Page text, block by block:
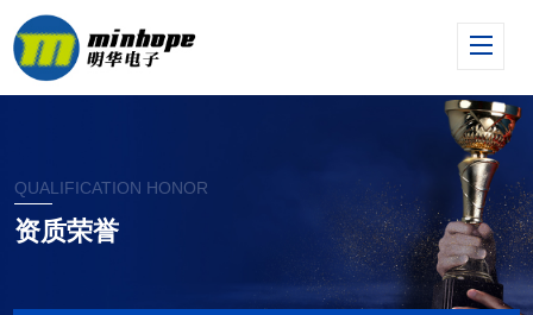
QUALIFICATION HONOR
资质荣誉